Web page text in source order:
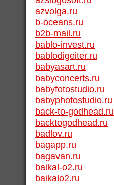
azvolga.ru
b-oceans.ru
b2b-mail.ru
bablo-invest.ru
bablodigeiter.ru
babyasart.ru
babyconcerts.ru
babyfotostudio.ru
babyphotostudio.ru
back-to-godhead.ru
backtogodhead.ru
badlov.ru
bagapp.ru
bagavan.ru
baikal-o2.ru
baikalo2.ru